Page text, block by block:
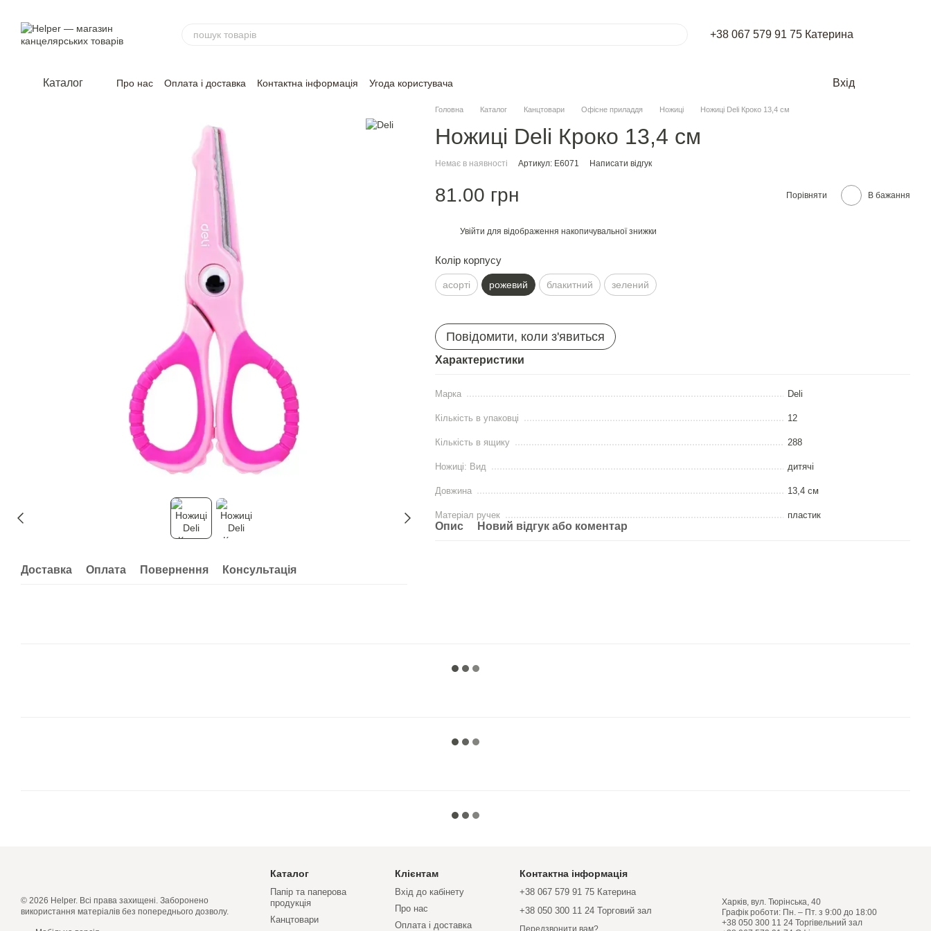
+38 067 579 91 75 Катерина
Каталог Про нас Оплата і доставка Контактна інформація Угода користувача Вхід
Доставка Оплата Повернення Консультація
Головна Каталог Канцтовари Офісне приладдя Ножиці Ножицi Deli Кроко 13,4 см
Ножицi Deli Кроко 13,4 см
Немає в наявності Артикул: E6071 Написати відгук
81.00 грн Порівняти В бажання
Увійти для відображення накопичувальної знижки
Колір корпусу
асорті рожевий блакитний зелений
Повідомити, коли з'явиться
Характеристики
Марка Deli
Кількість в упаковці 12
Кількість в ящику 288
Ножицi: Вид дитячі
Довжина 13,4 см
Матеріал ручек пластик
Опис Новий відгук або коментар
© 2026 Helper. Всі права захищені. Заборонено
використання матеріалів без попереднього дозволу.
Каталог
Папір та паперова
продукція
Канцтовари
Клієнтам
Вхід до кабінету
Про нас
Оплата і доставка
Контактна інформація
+38 067 579 91 75 Катерина
+38 050 300 11 24 Торговий зал
Харків, вул. Тюрінська, 40
Графік роботи: Пн. – Пт. з 9:00 до 18:00
+38 050 300 11 24 Торгівельний зал